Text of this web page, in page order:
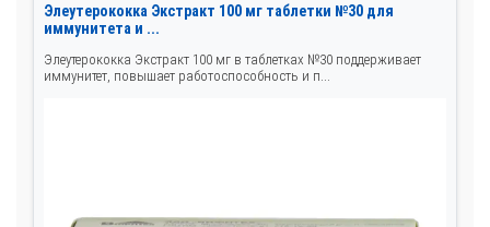
Элеутерококка Экстракт 100 мг таблетки №30 для
иммунитета и ...
Элеутерококка Экстракт 100 мг в таблетках №30 поддерживает
иммунитет, повышает работоспособность и п...